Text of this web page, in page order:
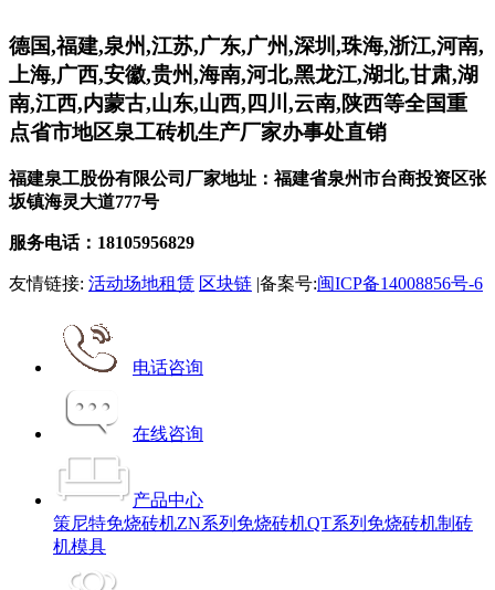
德国,福建,泉州,江苏,广东,广州,深圳,珠海,浙江,河南,
上海,广西,安徽,贵州,海南,河北,黑龙江,湖北,甘肃,湖
南,江西,内蒙古,山东,山西,四川,云南,陕西等全国重
点省市地区泉工砖机生产厂家办事处直销
福建泉工股份有限公司厂家地址：福建省泉州市台商投资区张
坂镇海灵大道777号
服务电话：18105956829
友情链接: 活动场地租赁 区块链 |备案号:闽ICP备14008856号-6
电话咨询
在线咨询
产品中心
策尼特免烧砖机ZN系列免烧砖机QT系列免烧砖机制砖
机模具